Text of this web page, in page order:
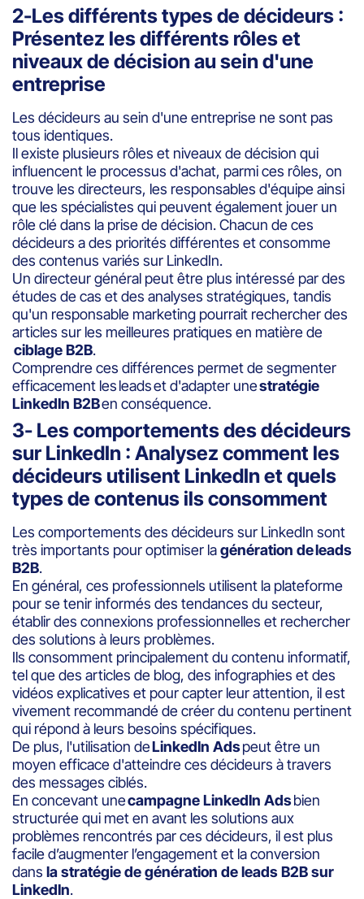
2-Les différents types de décideurs :
Présentez les différents rôles et
niveaux de décision au sein d'une
entreprise
Les décideurs au sein d'une entreprise ne sont pas
tous identiques.
Il existe plusieurs rôles et niveaux de décision qui
influencent le processus d'achat, parmi ces rôles, on
trouve les directeurs, les responsables d'équipe ainsi
que les spécialistes qui peuvent également jouer un
rôle clé dans la prise de décision. Chacun de ces
décideurs a des priorités différentes et consomme
des contenus variés sur LinkedIn.
Un directeur général peut être plus intéressé par des
études de cas et des analyses stratégiques, tandis
qu'un responsable marketing pourrait rechercher des
articles sur les meilleures pratiques en matière de
ciblage B2B.
Comprendre ces différences permet de segmenter
efficacement les leads et d'adapter unestratégie
LinkedIn B2Ben conséquence.
3- Les comportements des décideurs
sur LinkedIn : Analysez comment les
décideurs utilisent LinkedIn et quels
types de contenus ils consomment
Les comportements des décideurs sur LinkedIn sont
très importants pour optimiser lagénération de leads
B2B.
En général, ces professionnels utilisent la plateforme
pour se tenir informés des tendances du secteur,
établir des connexions professionnelles et rechercher
des solutions à leurs problèmes.
Ils consomment principalement du contenu informatif,
tel que des articles de blog, des infographies et des
vidéos explicatives et pour capter leur attention, il est
vivement recommandé de créer du contenu pertinent
qui répond à leurs besoins spécifiques.
De plus, l'utilisation deLinkedIn Adspeut être un
moyen efficace d'atteindre ces décideurs à travers
des messages ciblés.
En concevant unecampagne LinkedIn Adsbien
structurée qui met en avant les solutions aux
problèmes rencontrés par ces décideurs, il est plus
facile d’augmenter l’engagement et la conversion
dans la stratégie de génération de leads B2B sur
LinkedIn.